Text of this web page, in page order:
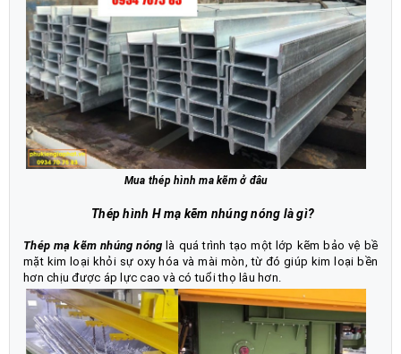
Mua thép hình ma kẽm ở đâu
Thép hình H mạ kẽm nhúng nóng là gì?
Thép mạ kẽm nhúng nóng là quá trình tạo một lớp kẽm bảo vệ bề
mặt kim loại khỏi sự oxy hóa và mài mòn, từ đó giúp kim loại bền
hơn chịu được áp lực cao và có tuổi thọ lâu hơn.